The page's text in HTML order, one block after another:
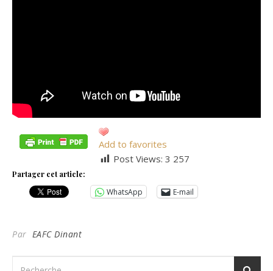
Add to favorites
Post Views: 3 257
Partager cet article:
WhatsApp E-mail
Par EAFC Dinant